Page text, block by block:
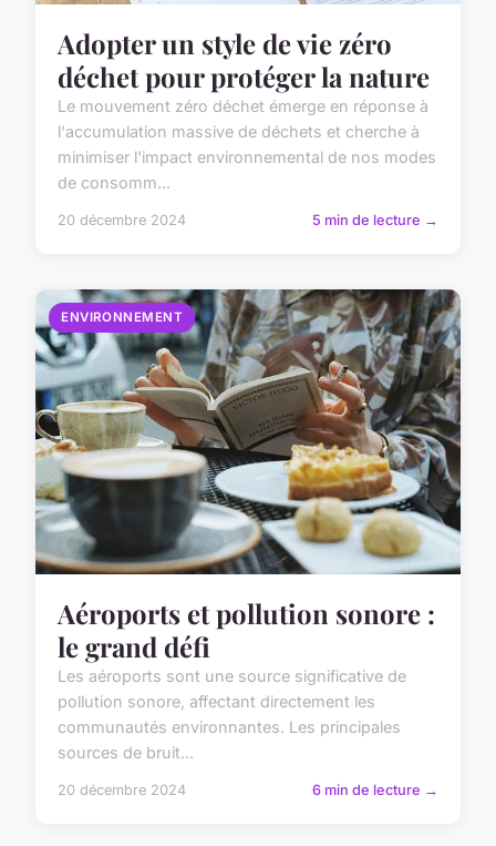
Adopter un style de vie zéro
déchet pour protéger la nature
Le mouvement zéro déchet émerge en réponse à
l'accumulation massive de déchets et cherche à
minimiser l'impact environnemental de nos modes
de consomm...
20 décembre 2024 5 min de lecture →
ENVIRONNEMENT
Aéroports et pollution sonore :
le grand défi
Les aéroports sont une source significative de
pollution sonore, affectant directement les
communautés environnantes. Les principales
sources de bruit...
20 décembre 2024 6 min de lecture →